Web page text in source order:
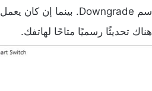
إذا كان هاتفك يعمل بنسخة تجريبية الآن، سترى خيار باسم Downgrade. بينما إن كان يعمل